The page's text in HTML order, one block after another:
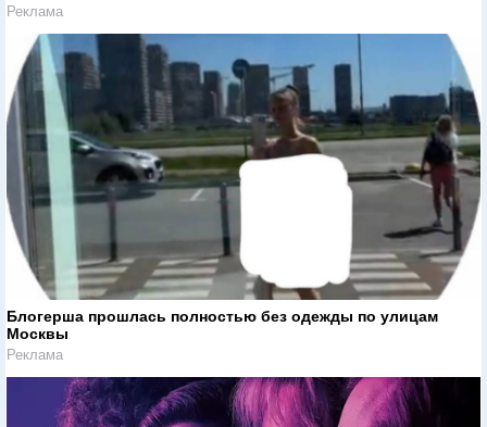
Реклама
Блогерша прошлась полностью без одежды по улицам
Москвы
Реклама